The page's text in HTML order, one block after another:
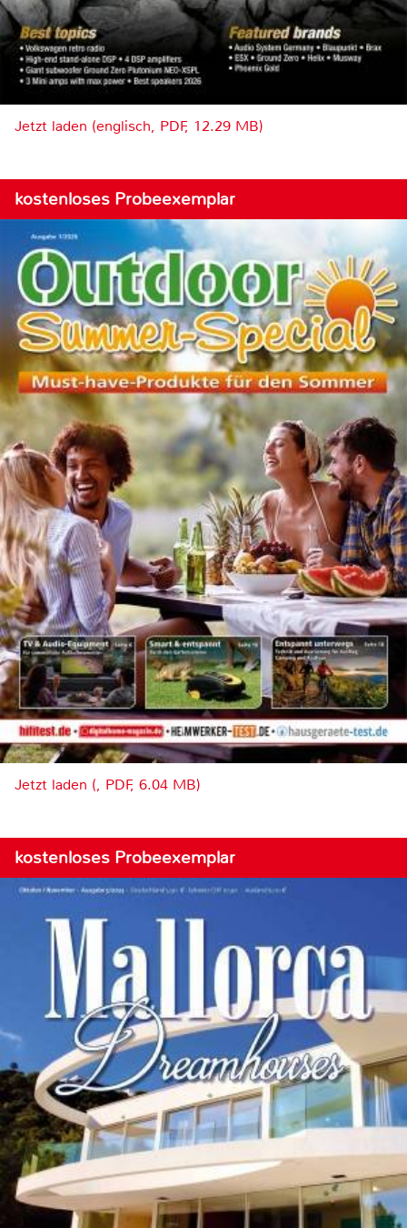
Jetzt laden (englisch, PDF, 12.29 MB)
kostenloses Probeexemplar
Jetzt laden (, PDF, 6.04 MB)
kostenloses Probeexemplar